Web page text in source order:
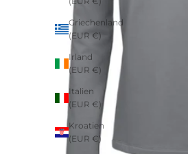
Griechenland
(EUR €)
Irland
(EUR €)
Italien
(EUR €)
Kroatien
(EUR €)